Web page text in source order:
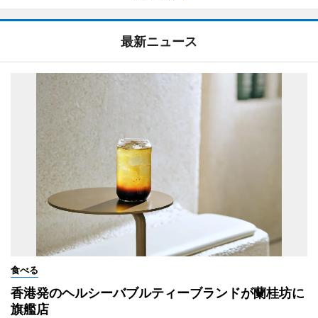
最新ニュース
食べる
香港発のヘルシーバブルティーブランドが蘭桂坊に
旗艦店